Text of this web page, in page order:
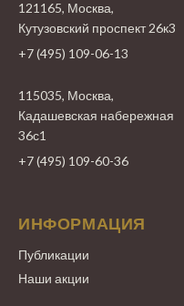
121165, Москва,
Кутузовский проспект 26к3
+7 (495) 109-06-13
115035, Москва,
Кадашевская набережная
36с1
+7 (495) 109-60-36
ИНФОРМАЦИЯ
Публикации
Наши акции